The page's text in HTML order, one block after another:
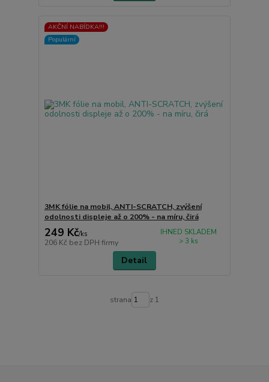
AKČNÍ NABÍDKA!!!
Populární
3MK fólie na mobil, ANTI-SCRATCH, zvýšení
odolnosti displeje až o 200% - na míru, čirá
249 Kč/ks
206 Kč bez DPH firmy
IHNED SKLADEM
> 3 ks
Detail
strana z 1